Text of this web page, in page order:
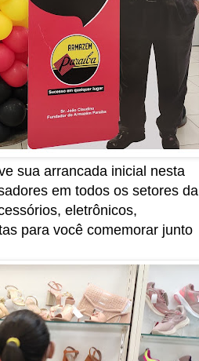
sua arrancada inicial nesta
em todos os setores da
eletrônicos,
para você comemorar junto